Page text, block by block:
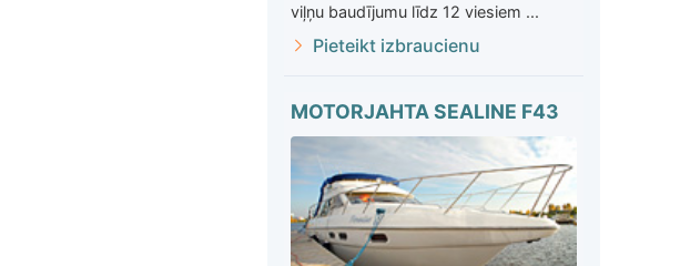
viļņu baudījumu līdz 12 viesiem ...
Pieteikt izbraucienu
MOTORJAHTA SEALINE F43